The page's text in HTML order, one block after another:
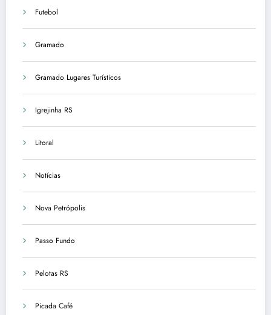
Futebol
Gramado
Gramado Lugares Turísticos
Igrejinha RS
Litoral
Notícias
Nova Petrópolis
Passo Fundo
Pelotas RS
Picada Café